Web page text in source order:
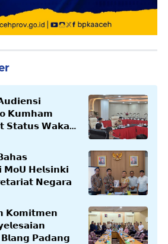
𝗞𝘂𝗺𝗵𝗮𝗺
𝗦𝘁𝗮𝘁𝘂𝘀 𝗪𝗮𝗸𝗮𝗳
𝗛𝗲𝗹𝘀𝗶𝗻𝗸𝗶
𝗡𝗲𝗴𝗮𝗿𝗮
𝗞𝗼𝗺𝗶𝘁𝗺𝗲𝗻
𝗣𝗮𝗱𝗮𝗻𝗴